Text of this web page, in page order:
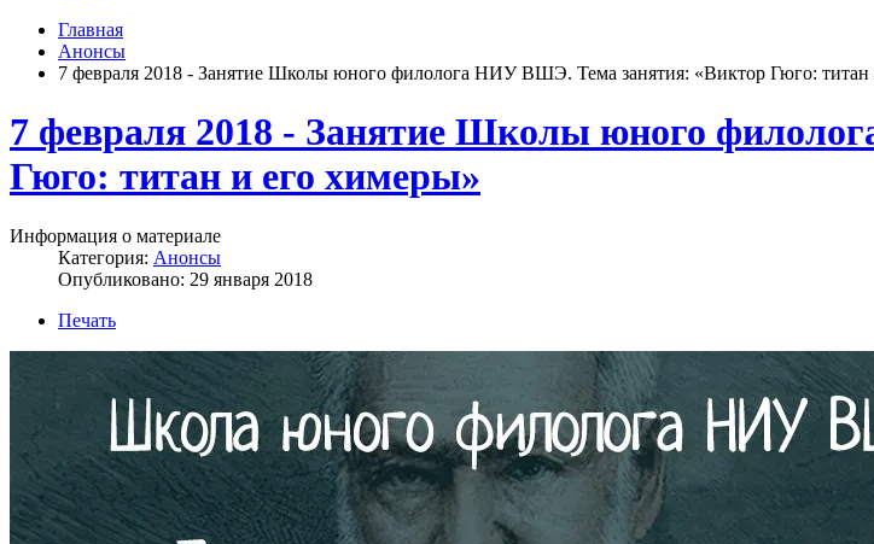
Главная
Анонсы
7 февраля 2018 - Занятие Школы юного филолога НИУ ВШЭ. Тема занятия: «Виктор Гюго: титан
7 февраля 2018 - Занятие Школы юного
Гюго: титан и его химеры»
Информация о материале
Категория: Анонсы
Опубликовано: 29 января 2018
Печать